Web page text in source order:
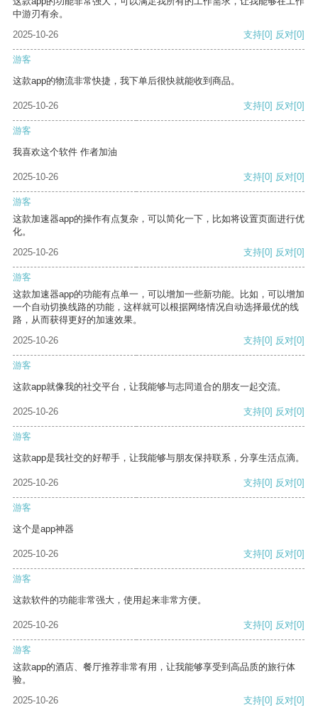
中游刃有余。
2025-10-26
支持[0] 反对[0]
游客
这款app的物流非常快捷，我下单后很快就能收到商品。
2025-10-26 支持[0] 反对[0]
游客
我喜欢这个软件 作者加油
2025-10-26 支持[0] 反对[0]
游客
这款加速器app的操作有点复杂，可以简化一下，比如将设置页面进行优
化。
2025-10-26
支持[0] 反对[0]
游客
这款加速器app的功能有点单一，可以增加一些新功能。比如，可以增加
一个自动切换线路的功能，这样就可以根据网络情况自动选择最优的线
路，从而获得更好的加速效果。
2025-10-26
支持[0] 反对[0]
游客
这款app就像我的社交平台，让我能够与志同道合的朋友一起交流。
2025-10-26 支持[0] 反对[0]
游客
这款app是我社交的好帮手，让我能够与朋友保持联系，分享生活点滴。
2025-10-26 支持[0] 反对[0]
游客
这个是app神器
2025-10-26 支持[0] 反对[0]
游客
这款软件的功能非常强大，使用起来非常方便。
2025-10-26 支持[0] 反对[0]
游客
这款app的酒店、餐厅推荐非常有用，让我能够享受到高品质的旅行体
验。
2025-10-26
支持[0] 反对[0]